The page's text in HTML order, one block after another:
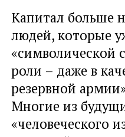
Капитал больше
людей, которые
«символической
роли – даже в
резервной
Многие из
«человеческого